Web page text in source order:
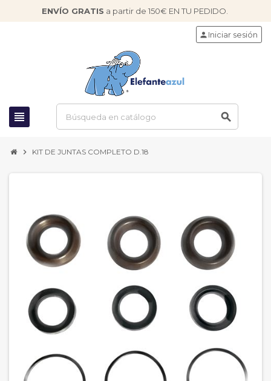
ENVÍO GRATIS a partir de 150€ EN TU PEDIDO.
view_headline search
person Iniciar sesión
chevron_right KIT DE JUNTAS COMPLETO D.18